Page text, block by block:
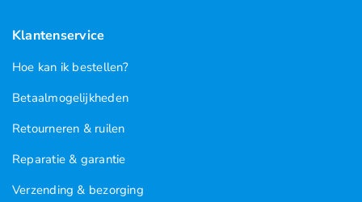
Klantenservice
Hoe kan ik bestellen?
Betaalmogelijkheden
Retourneren & ruilen
Reparatie & garantie
Verzending & bezorging